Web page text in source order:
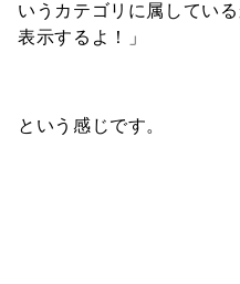
いうカテゴリに属してい
表示するよ！」
という感じです。